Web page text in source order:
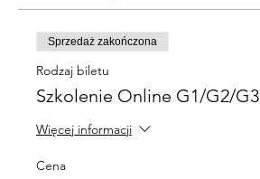
Sprzedaż zakończona
Rodzaj biletu
Szkolenie Online G1/G2/G3
Więcej informacji
Cena